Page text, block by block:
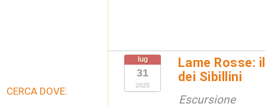
lug
31
2025
Lame Rosse:
dei Sibillini
Escursione
CERCA DOVE: